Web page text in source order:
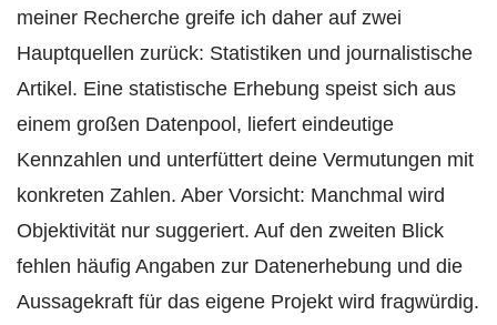
meiner Recherche greife ich daher auf zwei
Hauptquellen zurück: Statistiken und journalistische
Artikel. Eine statistische Erhebung speist sich aus
einem großen Datenpool, liefert eindeutige
Kennzahlen und unterfüttert deine Vermutungen mit
konkreten Zahlen. Aber Vorsicht: Manchmal wird
Objektivität nur suggeriert. Auf den zweiten Blick
fehlen häufig Angaben zur Datenerhebung und die
Aussagekraft für das eigene Projekt wird fragwürdig.